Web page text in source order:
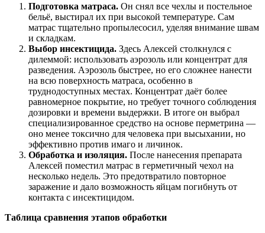
Подготовка матраса. Он снял все чехлы и постельное
бельё, выстирал их при высокой температуре. Сам
матрас тщательно пропылесосил, уделяя внимание швам
и складкам.
Выбор инсектицида. Здесь Алексей столкнулся с
дилеммой: использовать аэрозоль или концентрат для
разведения. Аэрозоль быстрее, но его сложнее нанести
на всю поверхность матраса, особенно в
труднодоступных местах. Концентрат даёт более
равномерное покрытие, но требует точного соблюдения
дозировки и времени выдержки. В итоге он выбрал
специализированное средство на основе перметрина —
оно менее токсично для человека при высыхании, но
эффективно против имаго и личинок.
Обработка и изоляция. После нанесения препарата
Алексей поместил матрас в герметичный чехол на
несколько недель. Это предотвратило повторное
заражение и дало возможность яйцам погибнуть от
контакта с инсектицидом.
Таблица сравнения этапов обработки